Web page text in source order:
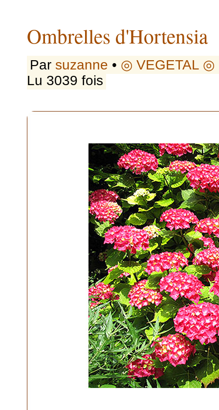
Ombrelles d'Hortensia
Par suzanne • ◎ VEGETAL ◎
Lu 3039 fois